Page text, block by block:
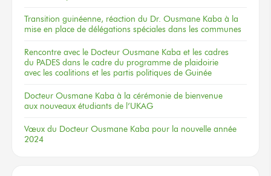
Transition guinéenne, réaction du Dr. Ousmane Kaba à la
mise en place de délégations spéciales dans les communes
Rencontre avec le Docteur Ousmane Kaba et les cadres
du PADES dans le cadre du programme de plaidoirie
avec les coalitions et les partis politiques de Guinée
Docteur Ousmane Kaba à la cérémonie de bienvenue
aux nouveaux étudiants de l’UKAG
Vœux du Docteur Ousmane Kaba pour la nouvelle année
2024